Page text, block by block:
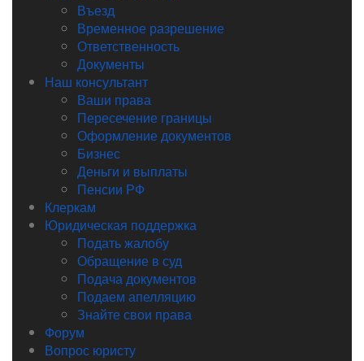
Въезд
Временное разрешение
Ответственность
Документы
Наш консультант
Ваши права
Пересечение границы
Оформление документов
Бизнес
Деньги и выплаты
Пенсии РФ
Клеркам
Юридическая поддержка
Подать жалобу
Обращение в суд
Подача документов
Подаем апелляцию
Знайте свои права
Форум
Вопрос юристу